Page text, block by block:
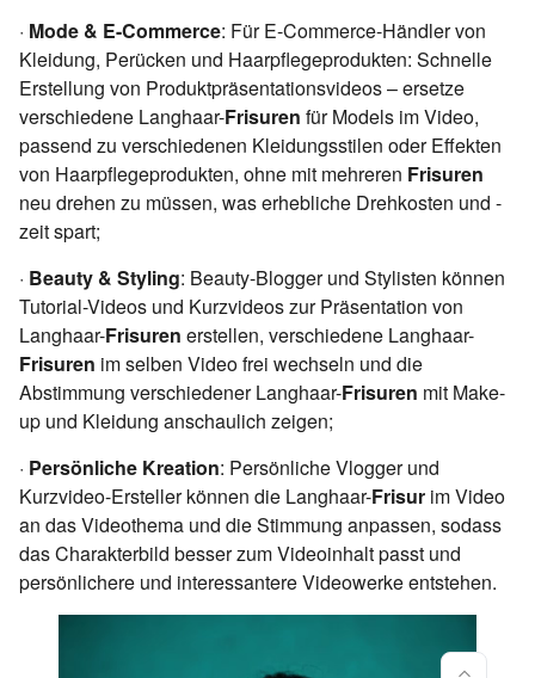
· Mode & E-Commerce: Für E-Commerce-Händler von
Kleidung, Perücken und Haarpflegeprodukten: Schnelle
Erstellung von Produktpräsentationsvideos – ersetze
verschiedene Langhaar-Frisuren für Models im Video,
passend zu verschiedenen Kleidungsstilen oder Effekten
von Haarpflegeprodukten, ohne mit mehreren Frisuren
neu drehen zu müssen, was erhebliche Drehkosten und -
zeit spart;
· Beauty & Styling: Beauty-Blogger und Stylisten können
Tutorial-Videos und Kurzvideos zur Präsentation von
Langhaar-Frisuren erstellen, verschiedene Langhaar-
Frisuren im selben Video frei wechseln und die
Abstimmung verschiedener Langhaar-Frisuren mit Make-
up und Kleidung anschaulich zeigen;
· Persönliche Kreation: Persönliche Vlogger und
Kurzvideo-Ersteller können die Langhaar-Frisur im Video
an das Videothema und die Stimmung anpassen, sodass
das Charakterbild besser zum Videoinhalt passt und
persönlichere und interessantere Videowerke entstehen.